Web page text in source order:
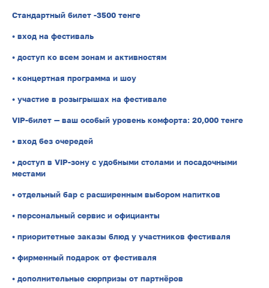
Стандартный билет -3500 тенге
• вход на фестиваль
• доступ ко всем зонам и активностям
• концертная программа и шоу
• участие в розыгрышах на фестивале
VIP-билет — ваш особый уровень комфорта: 20,000 тенге
• вход без очередей
• доступ в VIP-зону с удобными столами и посадочными
местами
• отдельный бар с расширенным выбором напитков
• персональный сервис и официанты
• приоритетные заказы блюд у участников фестиваля
• фирменный подарок от фестиваля
• дополнительные сюрпризы от партнёров